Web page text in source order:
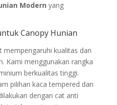
Modern yang
Canopy Hunian
mempengaruhi kualitas dan
Kami menggunakan rangka
berkualitas tinggi.
pilihan kaca tempered dan
dengan cat anti